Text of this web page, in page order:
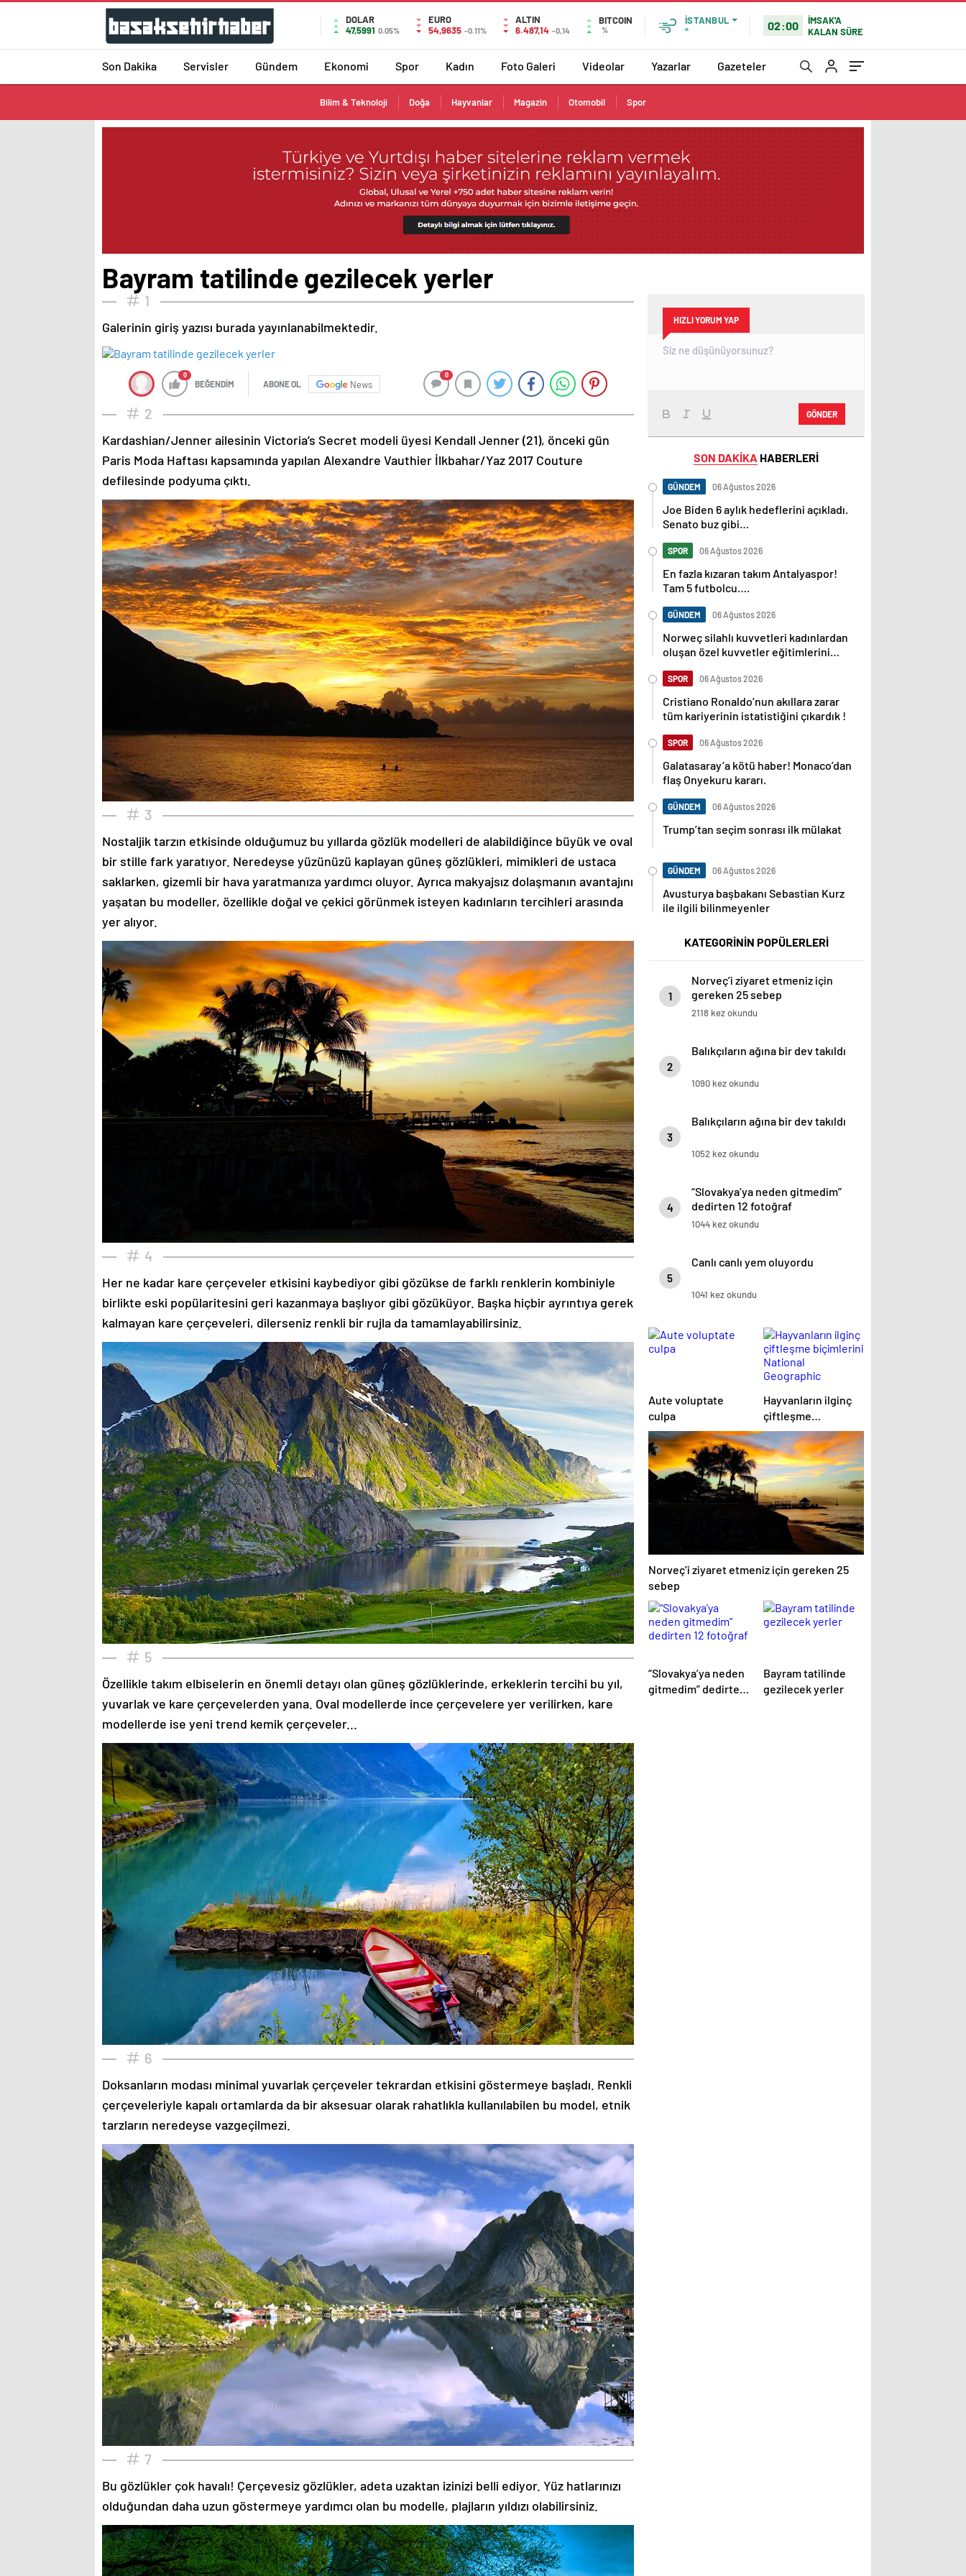
DOLAR
47,5991 0.05%
EURO
54,9635 -0.11%
ALTIN
6.487,14 -0,14
BITCOIN
%
İSTANBUL
°
02:00
İMSAK'A
KALAN SÜRE
Son Dakika Servisler Gündem Ekonomi Spor Kadın Foto Galeri Videolar Yazarlar Gazeteler
Bilim & Teknoloji Doğa Hayvanlar Magazin Otomobil Spor
Bayram tatilinde gezilecek yerler
1
Galerinin giriş yazısı burada yayınlanabilmektedir.
0
BEĞENDİM ABONE OL News
0
2
Kardashian/Jenner ailesinin Victoria’s Secret modeli üyesi Kendall Jenner (21), önceki gün
Paris Moda Haftası kapsamında yapılan Alexandre Vauthier İlkbahar/Yaz 2017 Couture
defilesinde podyuma çıktı.
3
Nostaljik tarzın etkisinde olduğumuz bu yıllarda gözlük modelleri de alabildiğince büyük ve oval
bir stille fark yaratıyor. Neredeyse yüzünüzü kaplayan güneş gözlükleri, mimikleri de ustaca
saklarken, gizemli bir hava yaratmanıza yardımcı oluyor. Ayrıca makyajsız dolaşmanın avantajını
yaşatan bu modeller, özellikle doğal ve çekici görünmek isteyen kadınların tercihleri arasında
yer alıyor.
4
Her ne kadar kare çerçeveler etkisini kaybediyor gibi gözükse de farklı renklerin kombiniyle
birlikte eski popülaritesini geri kazanmaya başlıyor gibi gözüküyor. Başka hiçbir ayrıntıya gerek
kalmayan kare çerçeveleri, dilerseniz renkli bir rujla da tamamlayabilirsiniz.
5
Özellikle takım elbiselerin en önemli detayı olan güneş gözlüklerinde, erkeklerin tercihi bu yıl,
yuvarlak ve kare çerçevelerden yana. Oval modellerde ince çerçevelere yer verilirken, kare
modellerde ise yeni trend kemik çerçeveler...
6
Doksanların modası minimal yuvarlak çerçeveler tekrardan etkisini göstermeye başladı. Renkli
çerçeveleriyle kapalı ortamlarda da bir aksesuar olarak rahatlıkla kullanılabilen bu model, etnik
tarzların neredeyse vazgeçilmezi.
7
Bu gözlükler çok havalı! Çerçevesiz gözlükler, adeta uzaktan izinizi belli ediyor. Yüz hatlarınızı
olduğundan daha uzun göstermeye yardımcı olan bu modelle, plajların yıldızı olabilirsiniz.
HIZLI YORUM YAP
GÖNDER
SON DAKİKA HABERLERİ
GÜNDEM 06 Ağustos 2026
Joe Biden 6 aylık hedeflerini açıkladı.
Senato buz gibi…
SPOR 06 Ağustos 2026
En fazla kızaran takım Antalyaspor!
Tam 5 futbolcu….
GÜNDEM 06 Ağustos 2026
Norweç silahlı kuvvetleri kadınlardan
oluşan özel kuvvetler eğitimlerini
SPOR 06 Ağustos 2026
Cristiano Ronaldo’nun akıllara zarar
tüm kariyerinin istatistiğini çıkardık !
SPOR 06 Ağustos 2026
Galatasaray’a kötü haber! Monaco’dan
flaş Onyekuru kararı.
GÜNDEM 06 Ağustos 2026
Trump’tan seçim sonrası ilk mülakat
GÜNDEM 06 Ağustos 2026
Avusturya başbakanı Sebastian Kurz
ile ilgili bilinmeyenler
KATEGORİNİN POPÜLERLERİ
1
Norveç’i ziyaret etmeniz için
gereken 25 sebep
2118 kez okundu
2
Balıkçıların ağına bir dev takıldı
1090 kez okundu
3
Balıkçıların ağına bir dev takıldı
1052 kez okundu
4
“Slovakya’ya neden gitmedim”
dedirten 12 fotoğraf
1044 kez okundu
5
Canlı canlı yem oluyordu
1041 kez okundu
Aute voluptate
culpa
Hayvanların ilginç
çiftleşme
biçimlerini National
Geographic
görüntüledi.
Norveç’i ziyaret etmeniz için gereken 25
sebep
“Slovakya’ya neden
gitmedim” dedirten
Bayram tatilinde
gezilecek yerler